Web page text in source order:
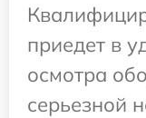
приедет в
осмотра
серьезной